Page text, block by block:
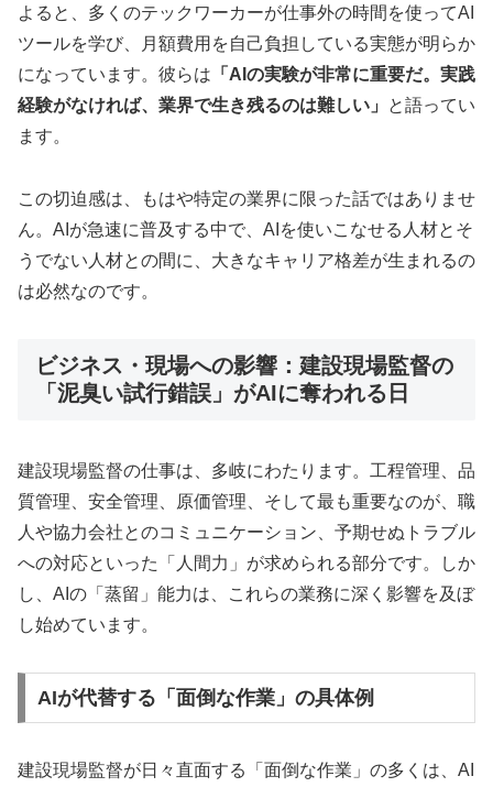
よると、多くのテックワーカーが仕事外の時間を使ってAI
ツールを学び、月額費用を自己負担している実態が明らか
になっています。彼らは 「AIの実験が非常に重要だ。実践
経験がなければ、業界で生き残るのは難しい」
と語ってい
ます。
この切迫感は、もはや特定の業界に限った話ではありませ
ん。AIが急速に普及する中で、AIを使いこなせる人材とそ
うでない人材との間に、大きなキャリア格差が生まれるの
は必然なのです。
ビジネス・現場への影響：建設現場監督の
「泥臭い試行錯誤」がAIに奪われる日
建設現場監督の仕事は、多岐にわたります。工程管理、品
質管理、安全管理、原価管理、そして最も重要なのが、職
人や協力会社とのコミュニケーション、予期せぬトラブル
への対応といった「人間力」が求められる部分です。しか
し、AIの「蒸留」能力は、これらの業務に深く影響を及ぼ
し始めています。
AIが代替する「面倒な作業」の具体例
建設現場監督が日々直面する「面倒な作業」の多くは、AI